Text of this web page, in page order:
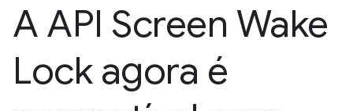
A API Screen Wake
Lock agora é